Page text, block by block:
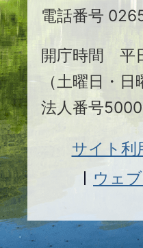
市
電話番号
開庁時間 平
（土曜日・
法人番号
サイト利
ウェ